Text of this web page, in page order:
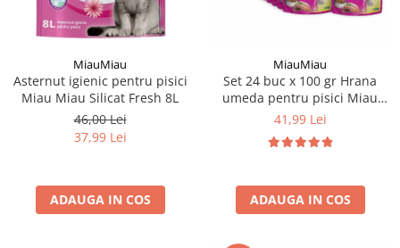
MiauMiau
Asternut igienic pentru pisici
Miau Miau Silicat Fresh 8L
46,00 Lei
37,99 Lei
ADAUGA IN COS
MiauMiau
Set 24 buc x 100 gr Hrana
umeda pentru pisici Miau
Miau Kitten
41,99 Lei
ADAUGA IN COS